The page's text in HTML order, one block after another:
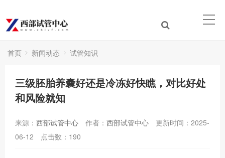
首页 新闻动态 试管知识
三级胚胎养囊好还是冷冻好快瞧，对比好处
和风险就知
来源： 西部试管中心 作者： 西部试管中心
更新时间：2025-
06-12
点击数： 190